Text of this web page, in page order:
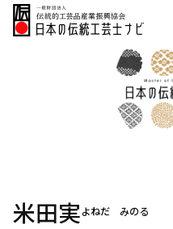
米田実よねだ みのる